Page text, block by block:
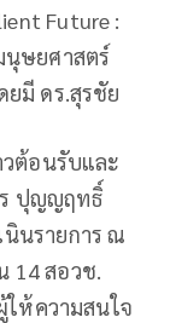
Future :
นุษยศาสตร์
มี ดร.สุรชัย
ต้อนรับและ
ร ปุญญฤทธิ์
นรายการ ณ
14 สอวช.
ให้ความสนใจ